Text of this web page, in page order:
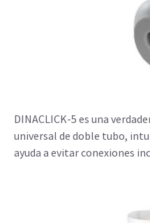
DINACLICK-5 es una
universal de doble tubo,
ayuda a evitar conexiones